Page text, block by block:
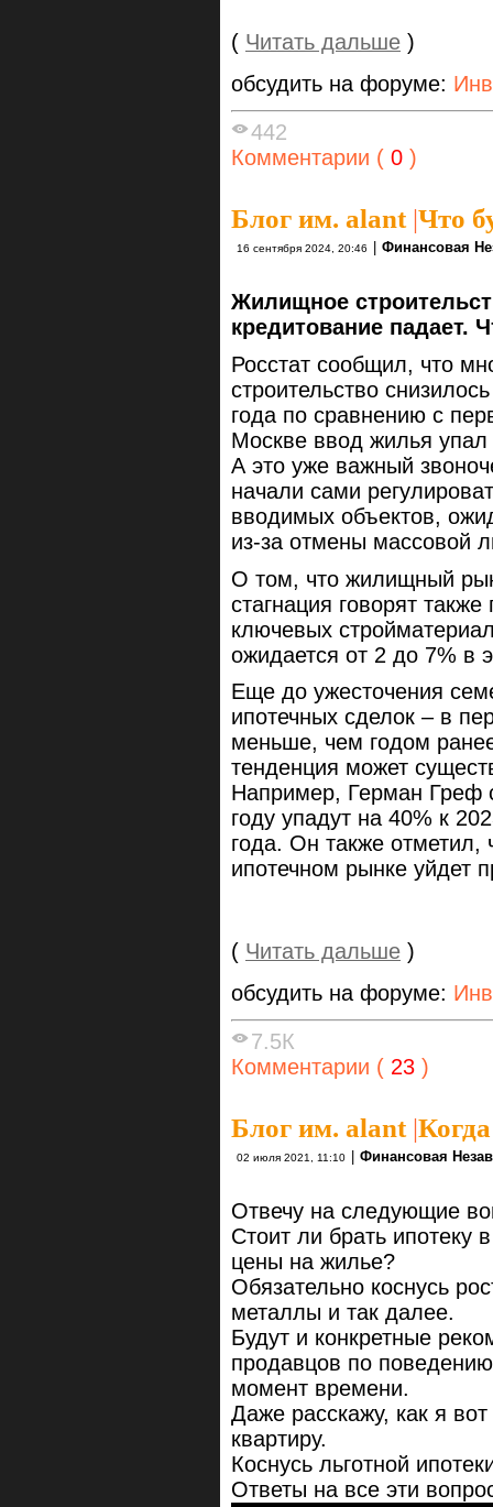
( Читать дальше )
обсудить на форуме:
442
Комментарии ( 0 )
Блог им. alant|Что
16 сентября 2024, 20:46 Финансовая
Жилищное
кредитование падает.
Росстат сообщил, что
строительство
года по сравнению с
Москве ввод жилья упал
А это уже важный
начали сами
вводимых объектов,
из-за отмены массовой
О том, что жилищный
стагнация говорят
ключевых
ожидается от 2 до 7% в
Еще до ужесточения
ипотечных сделок – в
меньше, чем годом
тенденция может
Например, Герман Греф
году упадут на 40% к
года. Он также отметил,
ипотечном рынке уйдет
( Читать дальше )
обсудить на форуме:
7.5К
Комментарии ( 23 )
Блог им. alant|
02 июля 2021, 11:10 Финансовая
Отвечу на следующие
Стоит ли брать ипотеку
цены на жилье?
Обязательно коснусь
металлы и так далее.
Будут и конкретные
продавцов по
момент времени.
Даже расскажу, как я
квартиру.
Коснусь льготной
Ответы на все эти